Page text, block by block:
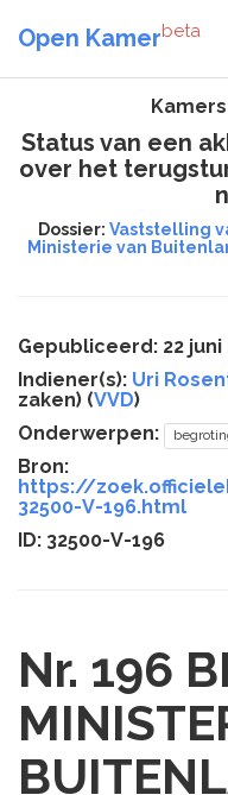
Open Kamerbeta
Status van een
over het
Dossier: Vaststelling
Ministerie van
Gepubliceerd: 22 juni
Indiener(s): Uri
zaken) (VVD)
Onderwerpen:
Bron:
https://
32500-V-196.html
ID: 32500-V-196
Nr. 196